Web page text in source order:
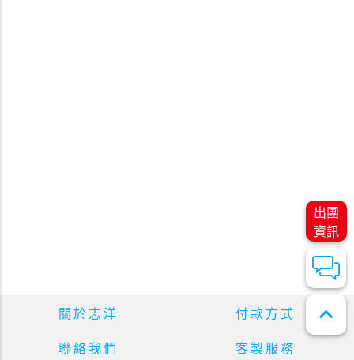
出團
資訊
expand_less
關於志洋 付款方式
聯絡我們 客製服務